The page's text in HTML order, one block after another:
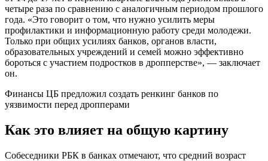
четыре раза по сравнению с аналогичным периодом прошлого
года. «Это говорит о том, что нужно усилить меры
профилактики и информационную работу среди молодежи.
Только при общих усилиях банков, органов власти,
образовательных учреждений и семей можно эффективно
бороться с участием подростков в дропперстве», — заключает
он.
Финансы ЦБ предложил создать ренкинг банков по
уязвимости перед дропперами
Как это влияет на общую картину
Собеседники РБК в банках отмечают, что средний возраст